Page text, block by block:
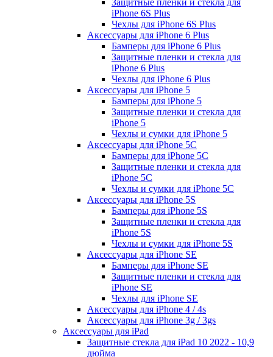
iPhone 6S Plus
Чехлы для iPhone 6S Plus
Аксессуары для iPhone 6 Plus
Бамперы для iPhone 6 Plus
Защитные пленки и стекла для
iPhone 6 Plus
Чехлы для iPhone 6 Plus
Аксессуары для iPhone 5
Бамперы для iPhone 5
Защитные пленки и стекла для
iPhone 5
Чехлы и сумки для iPhone 5
Аксессуары для iPhone 5C
Бамперы для iPhone 5C
Защитные пленки и стекла для
iPhone 5C
Чехлы и сумки для iPhone 5C
Аксессуары для iPhone 5S
Бамперы для iPhone 5S
Защитные пленки и стекла для
iPhone 5S
Чехлы и сумки для iPhone 5S
Аксессуары для iPhone SE
Бамперы для iPhone SE
Защитные пленки и стекла для
iPhone SE
Чехлы для iPhone SE
Аксессуары для iPhone 4 / 4s
Аксессуары для iPhone 3g / 3gs
Аксессуары для iPad
Защитные стекла для iPad 10 2022 - 10,9
дюйма